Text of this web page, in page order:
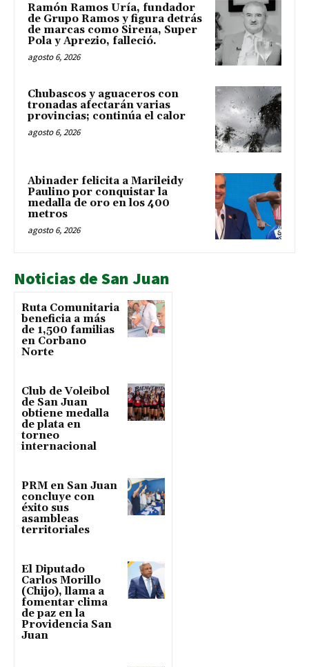
Ramón Ramos Uría, fundador
de Grupo Ramos y figura detrás
de marcas como Sirena, Super
Pola y Aprezio, falleció.
agosto 6, 2026
Chubascos y aguaceros con
tronadas afectarán varias
provincias; continúa el calor
agosto 6, 2026
Abinader felicita a Marileidy
Paulino por conquistar la
medalla de oro en los 400
metros
agosto 6, 2026
Noticias de San Juan
Ruta Comunitaria
beneficia a más
de 1,500 familias
en Corbano
Norte
Club de Voleibol
de San Juan
obtiene medalla
de plata en
torneo
internacional
PRM en San Juan
concluye con
éxito sus
asambleas
territoriales
El Diputado
Carlos Morillo
(Chijo), llama a
fomentar clima
de paz en la
Providencia San
Juan